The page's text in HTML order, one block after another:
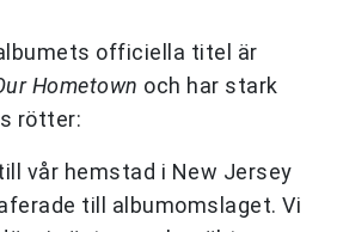
officiella titel är
Hometown och har stark
rötter:
vår hemstad i New Jersey
till albumomslaget. Vi